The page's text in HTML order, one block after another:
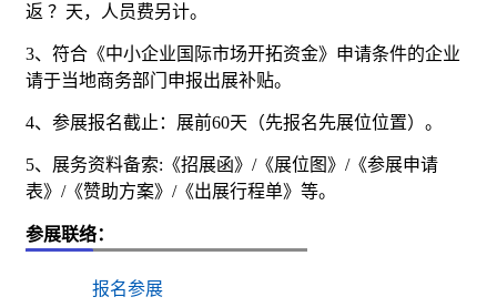
返 ？天，人员费另计。
3、符合《中小企业国际市场开拓资金》申请条件的企业
请于当地商务部门申报出展补贴。
4、参展报名截止：展前60天（先报名先展位位置）。
5、展务资料备索: 《招展函》 /《展位图》 /《参展申请
表》 /《赞助方案》 /《出展行程单》等。
参展联络：
报名参展